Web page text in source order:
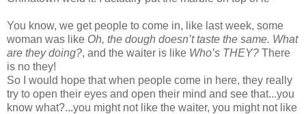
You know, we get people to come in, like last week, some
woman was like Oh, the dough doesn’t taste the same. What
are they doing?, and the waiter is like Who’s THEY? There
is no they!
So I would hope that when people come in here, they really
try to open their eyes and open their mind and see that...you
know what?...you might not like the waiter, you might not like